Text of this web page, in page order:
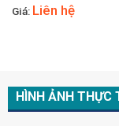
Giá: Liên hệ
HÌNH ẢNH THỰC